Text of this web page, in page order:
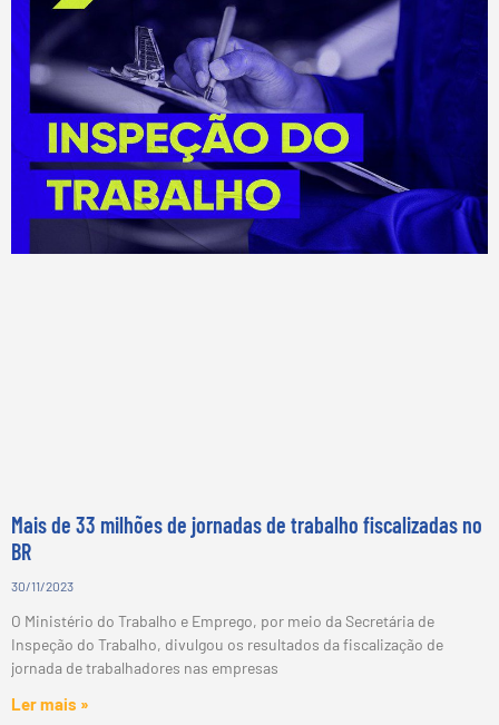
Mais de 33 milhões de jornadas de trabalho fiscalizadas no
BR
30/11/2023
O Ministério do Trabalho e Emprego, por meio da Secretária de
Inspeção do Trabalho, divulgou os resultados da fiscalização de
jornada de trabalhadores nas empresas
Ler mais »